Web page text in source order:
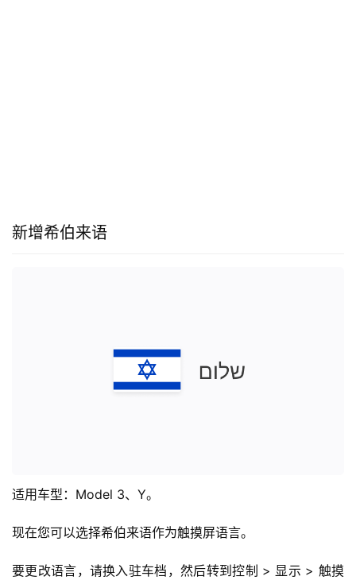
新增希伯来语
适用车型：Model 3、Y。
现在您可以选择希伯来语作为触摸屏语言。
要更改语言，请换入驻车档，然后转到控制 > 显示 > 触摸